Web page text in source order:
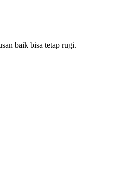
baik bisa tetap rugi.